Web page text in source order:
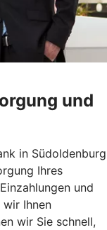
und
in Südoldenburg
Ihres
und
wir Ihnen
wir Sie schnell,